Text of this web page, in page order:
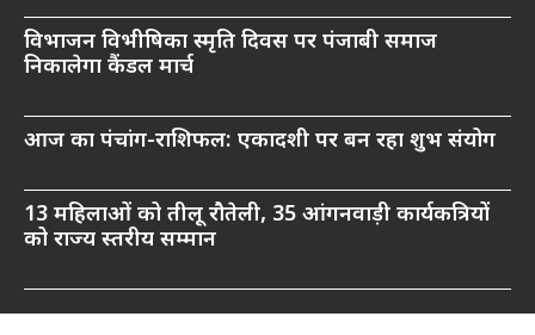
विभाजन विभीषिका स्मृति दिवस पर पंजाबी समाज
निकालेगा कैंडल मार्च
आज का पंचांग-राशिफल: एकादशी पर बन रहा शुभ संयोग
13 महिलाओं को तीलू रौतेली, 35 आंगनवाड़ी कार्यकत्रियों
को राज्य स्तरीय सम्मान